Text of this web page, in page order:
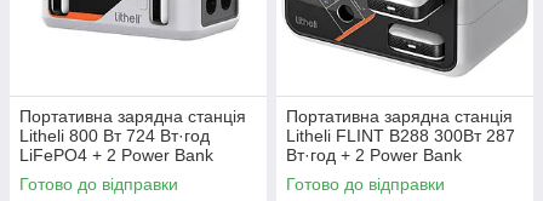
Портативна зарядна станція
Litheli 800 Вт 724 Вт·год
LiFePO4 + 2 Power Bank
Готово до відправки
Портативна зарядна станція
Litheli FLINT В288 300Вт 287
Вт·год + 2 Power Bank
Готово до відправки